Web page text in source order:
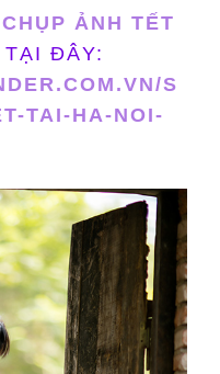
ẢNH TẾT
TẠI ĐÂY:
S
TAI-HA-NOI-